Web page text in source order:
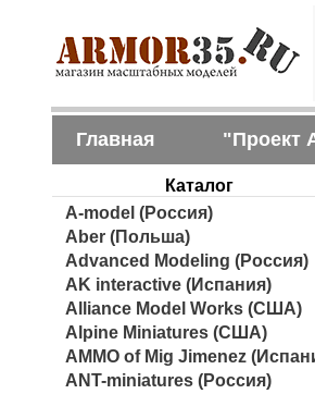
Главная "Проект
Каталог
A-model (Россия)
Aber (Польша)
Advanced Modeling (Россия)
AK interactive (Испания)
Alliance Model Works (США)
Alpine Miniatures (США)
AMMO of Mig Jimenez
ANT-miniatures (Россия)